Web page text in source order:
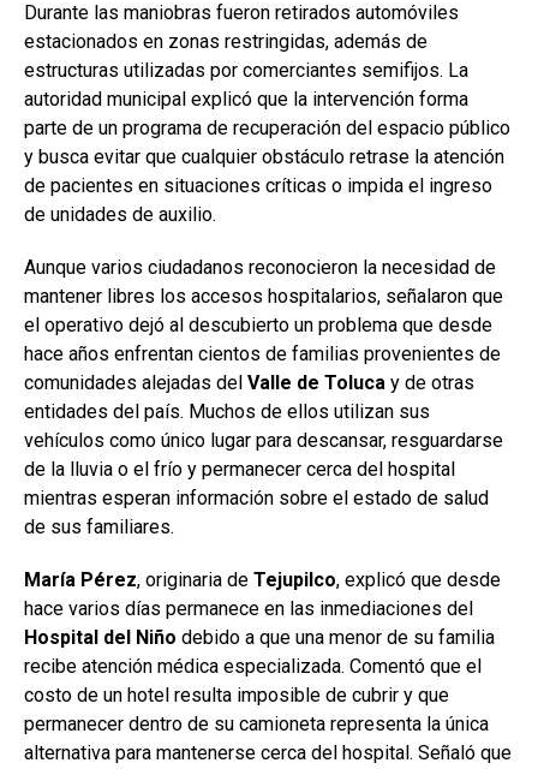
Durante las maniobras fueron retirados automóviles
estacionados en zonas restringidas, además de
estructuras utilizadas por comerciantes semifijos. La
autoridad municipal explicó que la intervención forma
parte de un programa de recuperación del espacio público
y busca evitar que cualquier obstáculo retrase la atención
de pacientes en situaciones críticas o impida el ingreso
de unidades de auxilio.
Aunque varios ciudadanos reconocieron la necesidad de
mantener libres los accesos hospitalarios, señalaron que
el operativo dejó al descubierto un problema que desde
hace años enfrentan cientos de familias provenientes de
comunidades alejadas del Valle de Toluca y de otras
entidades del país. Muchos de ellos utilizan sus
vehículos como único lugar para descansar, resguardarse
de la lluvia o el frío y permanecer cerca del hospital
mientras esperan información sobre el estado de salud
de sus familiares.
María Pérez, originaria de Tejupilco, explicó que desde
hace varios días permanece en las inmediaciones del
Hospital del Niño debido a que una menor de su familia
recibe atención médica especializada. Comentó que el
costo de un hotel resulta imposible de cubrir y que
permanecer dentro de su camioneta representa la única
alternativa para mantenerse cerca del hospital. Señaló que